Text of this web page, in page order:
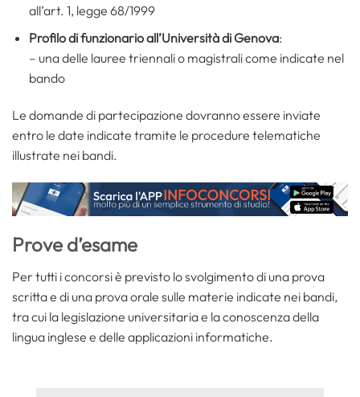
all’art. 1, legge 68/1999
Profilo di funzionario all’Università di Genova:
– una delle lauree triennali o magistrali come indicate nel
bando
Le domande di partecipazione dovranno essere inviate
entro le date indicate tramite le procedure telematiche
illustrate nei bandi.
Prove d’esame
Per tutti i concorsi è previsto lo svolgimento di una prova
scritta e di una prova orale sulle materie indicate nei bandi,
tra cui la legislazione universitaria e la conoscenza della
lingua inglese e delle applicazioni informatiche.